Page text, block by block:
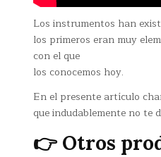
Los instrumentos han
los primeros eran muy
con el que
los conocemos hoy.
En el presente artículo
que indudablemente no te
👉 Otros